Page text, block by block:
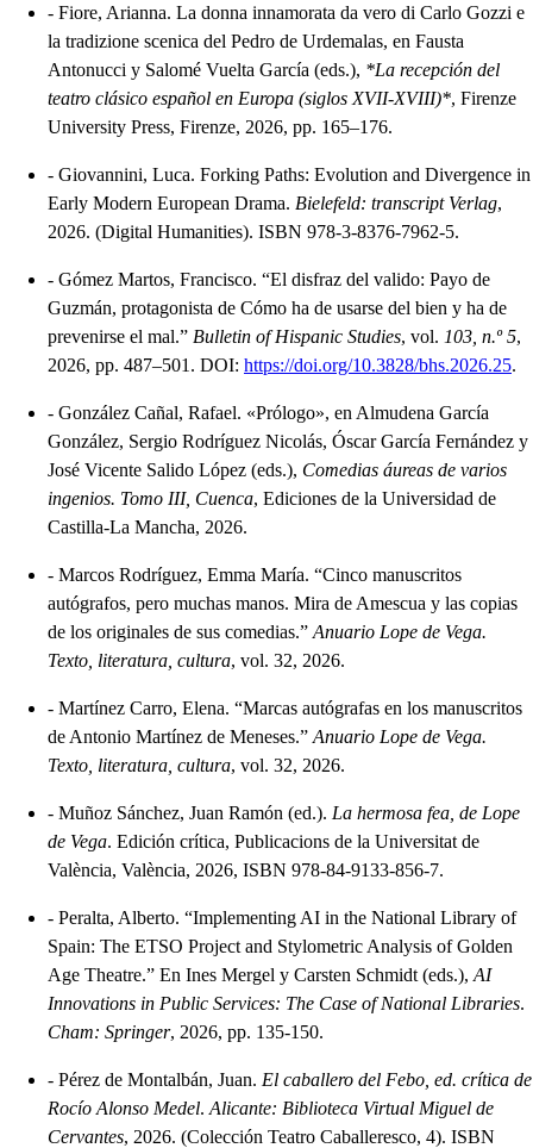
- Fiore, Arianna. La donna innamorata da vero di Carlo Gozzi e
la tradizione scenica del Pedro de Urdemalas, en Fausta
Antonucci y Salomé Vuelta García (eds.), *La recepción del
teatro clásico español en Europa (siglos XVII-XVIII)*, Firenze
University Press, Firenze, 2026, pp. 165–176.
- Giovannini, Luca. Forking Paths: Evolution and Divergence in
Early Modern European Drama. Bielefeld: transcript Verlag,
2026. (Digital Humanities). ISBN 978-3-8376-7962-5.
- Gómez Martos, Francisco. “El disfraz del valido: Payo de
Guzmán, protagonista de Cómo ha de usarse del bien y ha de
prevenirse el mal.” Bulletin of Hispanic Studies, vol. 103, n.º 5,
2026, pp. 487–501. DOI: https://doi.org/10.3828/bhs.2026.25.
- González Cañal, Rafael. «Prólogo», en Almudena García
González, Sergio Rodríguez Nicolás, Óscar García Fernández y
José Vicente Salido López (eds.), Comedias áureas de varios
ingenios. Tomo III, Cuenca, Ediciones de la Universidad de
Castilla-La Mancha, 2026.
- Marcos Rodríguez, Emma María. “Cinco manuscritos
autógrafos, pero muchas manos. Mira de Amescua y las copias
de los originales de sus comedias.” Anuario Lope de Vega.
Texto, literatura, cultura, vol. 32, 2026.
- Martínez Carro, Elena. “Marcas autógrafas en los manuscritos
de Antonio Martínez de Meneses.” Anuario Lope de Vega.
Texto, literatura, cultura, vol. 32, 2026.
- Muñoz Sánchez, Juan Ramón (ed.). La hermosa fea, de Lope
de Vega. Edición crítica, Publicacions de la Universitat de
València, València, 2026, ISBN 978-84-9133-856-7.
- Peralta, Alberto. “Implementing AI in the National Library of
Spain: The ETSO Project and Stylometric Analysis of Golden
Age Theatre.” En Ines Mergel y Carsten Schmidt (eds.), AI
Innovations in Public Services: The Case of National Libraries.
Cham: Springer, 2026, pp. 135-150.
- Pérez de Montalbán, Juan. El caballero del Febo, ed. crítica de
Rocío Alonso Medel. Alicante: Biblioteca Virtual Miguel de
Cervantes, 2026. (Colección Teatro Caballeresco, 4). ISBN